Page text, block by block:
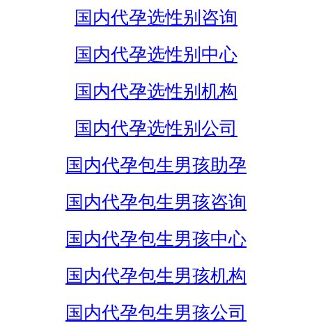
国内代孕选性别咨询
国内代孕选性别中心
国内代孕选性别机构
国内代孕选性别公司
国内代孕包生男孩助孕
国内代孕包生男孩咨询
国内代孕包生男孩中心
国内代孕包生男孩机构
国内代孕包生男孩公司